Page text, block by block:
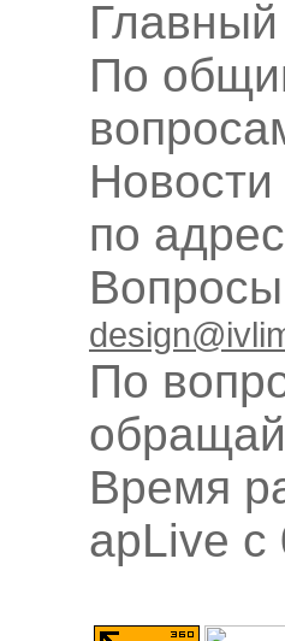
По
по
По
Время
apLive c